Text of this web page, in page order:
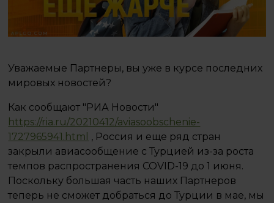
Уважаемые Партнеры, вы уже в курсе последних
мировых новостей?
Как сообщают "РИА Новости"
https://ria.ru/20210412/aviasoobschenie-
1727965941.html , Россия и еще ряд стран
закрыли авиасообщение с Турцией из-за роста
темпов распространения COVID-19 до 1 июня.
Поскольку большая часть наших Партнеров
теперь не сможет добраться до Турции в мае, мы